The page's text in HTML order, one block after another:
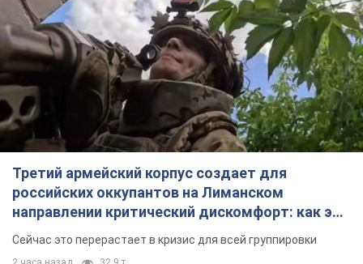
Третий армейский корпус создает для
российских оккупантов на Лиманском
направлении критический дискомфорт: как это
удалось
Сейчас это перерастает в кризис для всей группировки